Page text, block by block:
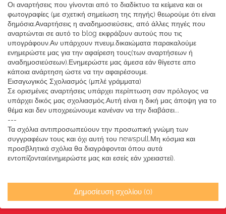
Οι αναρτήσεις που γίνονται από το διαδίκτυο τα κείμενα και οι
φωτογραφίες (με σχετική σημείωση της πηγής) θεωρούμε ότι είναι
δημόσια.Αναρτήσεις η αναδημοσιεύσεις, από άλλες πηγές που
αναρτώνται σε αυτό το blog εκφράζουν αυτούς που τις
υπογράφουν.Αν υπάρχουν πνευμ.δικαιώματα παρακαλούμε
ενημερώστε μας για την αφαίρεση τους(των αναρτήσεων ή
αναδημοσιεύσεων).Ενημερώστε μας άμεσα εάν θίγεστε απο
κάποια ανάρτηση ώστε να την αφαιρέσουμε.
Εισαγωγικός Σχολιασμός (μπλέ γράμματα)
Σε ορισμένες αναρτήσεις υπάρχει περίπτωση σαν πρόλογος να
υπάρχει δικός μας σχολιασμός.Αυτή είναι η δική μας άποψη για το
θέμα και δεν υποχρεώνουμε κανέναν να την διαβάσει...
---
Τα σχόλια αντιπροσωπεύουν την προσωπική γνώμη των
συγγραφέων τους και όχι αυτή του newspull.Μη κόσμια και
προσβλητικά σχόλια θα διαγράφονται όπου αυτά
εντοπίζονται(ενημερώστε μας και εσείς εάν χρειαστεί).
Δημοσίευση σχολίου (0)